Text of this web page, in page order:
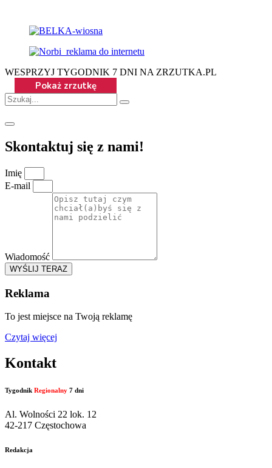
WESPRZYJ TYGODNIK 7 DNI NA ZRZUTKA.PL
Skontaktuj się z nami!
Imię
E-mail
Wiadomość
WYŚLIJ TERAZ
Reklama
To jest miejsce na Twoją reklamę
Czytaj więcej
Kontakt
Tygodnik Regionalny 7 dni
Al. Wolności 22 lok. 12
42-217 Częstochowa
Redakcja